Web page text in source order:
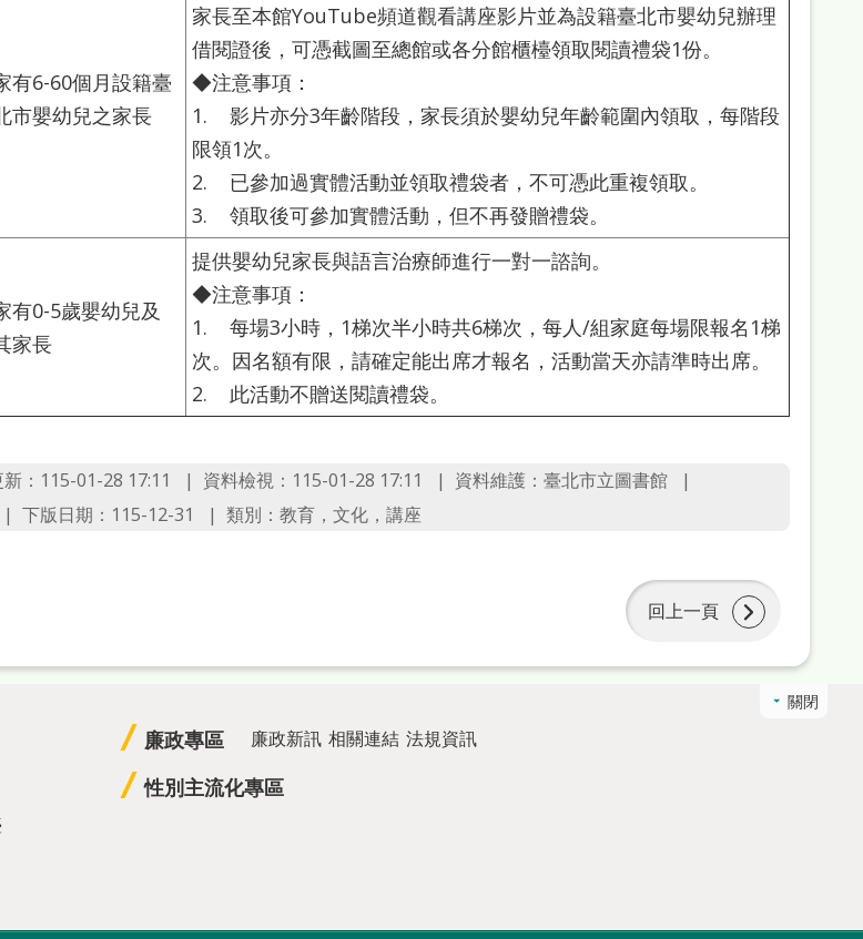
有6-60個月設籍臺
市嬰幼兒之家長
家長至本館YouTube頻道觀看講座影片並為設籍臺北市嬰幼兒辦理
借閱證後，可憑截圖至總館或各分館櫃檯領取閱讀禮袋1份。
◆注意事項：
1. 影片亦分3年齡階段，家長須於嬰幼兒年齡範圍內領取，每階段
限領1次。
2. 已參加過實體活動並領取禮袋者，不可憑此重複領取。
3. 領取後可參加實體活動，但不再發贈禮袋。
有0-5歲嬰幼兒及
家長
提供嬰幼兒家長與語言治療師進行一對一諮詢。
◆注意事項：
1. 每場3小時，1梯次半小時共6梯次，每人/組家庭每場限報名1梯
次。因名額有限，請確定能出席才報名，活動當天亦請準時出席。
2. 此活動不贈送閱讀禮袋。
：115-01-28 17:11 資料檢視：115-01-28 17:11
資料維護：臺北市立圖書館
下版日期：115-12-31 類別：教育，文化，講座
回上一頁
關閉
廉政專區 廉政新訊 相關連結 法規資訊
性別主流化專區